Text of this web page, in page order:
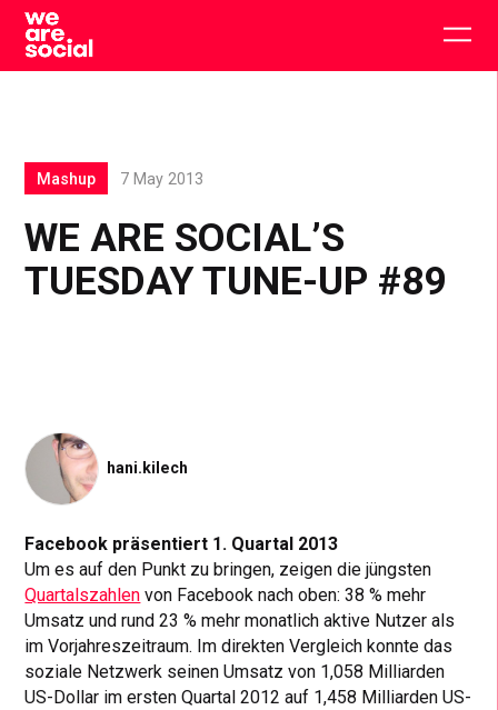
Skip
content
WE ARE SOCIAL’S
TUESDAY TUNE-UP #89
Mashup 7 May 2013
hani.kilech
Facebook präsentiert 1. Quartal 2013
Um es auf den Punkt zu bringen, zeigen die jüngsten
Quartalszahlen von Facebook nach oben: 38 % mehr
Umsatz und rund 23 % mehr monatlich aktive Nutzer als
im Vorjahreszeitraum. Im direkten Vergleich konnte das
soziale Netzwerk seinen Umsatz von 1,058 Milliarden
US-Dollar im ersten Quartal 2012 auf 1,458 Milliarden US-